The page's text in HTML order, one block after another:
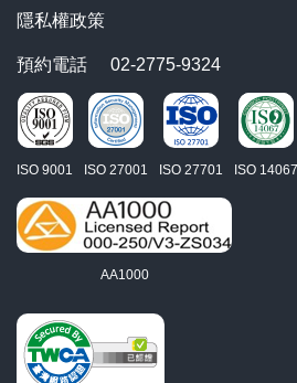
隱私權政策
預約電話 02-2775-9324
ISO 9001 ISO 27001 ISO 27701 ISO 14067
AA1000